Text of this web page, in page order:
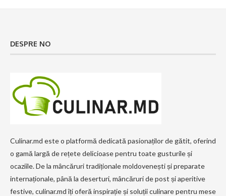
DESPRE NO
Culinar.md este o platformă dedicată pasionaților de gătit, oferind
o gamă largă de rețete delicioase pentru toate gusturile și
ocaziile. De la mâncăruri tradiționale moldovenești și preparate
internaționale, până la deserturi, mâncăruri de post și aperitive
festive, culinar.md îți oferă inspirație și soluții culinare pentru mese